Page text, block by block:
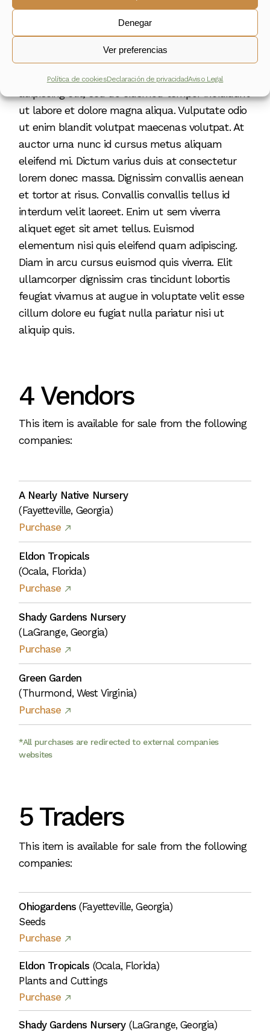
Denegar
Ver preferencias
Política de cookiesDeclaración de privacidadAviso Legal
About this plant
Lorem ipsum dolor sit amet, consectetur
adipiscing elit, sed do eiusmod tempor incididunt
ut labore et dolore magna aliqua. Vulputate odio
ut enim blandit volutpat maecenas volutpat. At
auctor urna nunc id cursus metus aliquam
eleifend mi. Dictum varius duis at consectetur
lorem donec massa. Dignissim convallis aenean
et tortor at risus. Convallis convallis tellus id
interdum velit laoreet. Enim ut sem viverra
aliquet eget sit amet tellus. Euismod
elementum nisi quis eleifend quam adipiscing.
Diam in arcu cursus euismod quis viverra. Elit
ullamcorper dignissim cras tincidunt lobortis
feugiat vivamus at augue in voluptate velit esse
cillum dolore eu fugiat nulla pariatur nisi ut
aliquip quis.
4 Vendors
This item is available for sale from the following
companies:
A Nearly Native Nursery
(Fayetteville, Georgia)
Purchase
Eldon Tropicals
(Ocala, Florida)
Purchase
Shady Gardens Nursery
(LaGrange, Georgia)
Purchase
Green Garden
(Thurmond, West Virginia)
Purchase
*All purchases are redirected to external companies
websites
5 Traders
This item is available for sale from the following
companies:
Ohiogardens (Fayetteville, Georgia)
Seeds
Purchase
Eldon Tropicals (Ocala, Florida)
Plants and Cuttings
Purchase
Shady Gardens Nursery (LaGrange, Georgia)